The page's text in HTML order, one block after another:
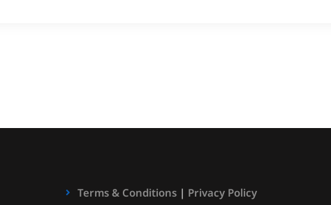
Terms & Conditions| Privacy Policy